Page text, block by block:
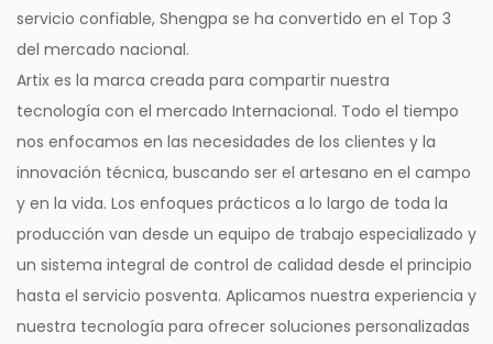
servicio confiable, Shengpa se ha convertido en el Top 3
del mercado nacional.
Artix es la marca creada para compartir nuestra
tecnología con el mercado Internacional. Todo el tiempo
nos enfocamos en las necesidades de los clientes y la
innovación técnica, buscando ser el artesano en el campo
y en la vida. Los enfoques prácticos a lo largo de toda la
producción van desde un equipo de trabajo especializado y
un sistema integral de control de calidad desde el principio
hasta el servicio posventa. Aplicamos nuestra experiencia y
nuestra tecnología para ofrecer soluciones personalizadas